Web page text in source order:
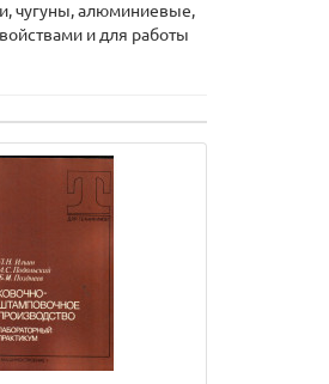
чугуны, алюминиевые,
и для работы